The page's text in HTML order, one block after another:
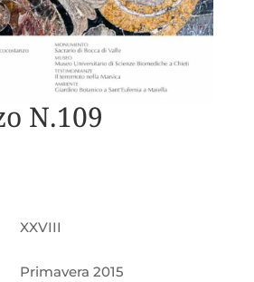
N.109
XXVIII
Primavera 2015